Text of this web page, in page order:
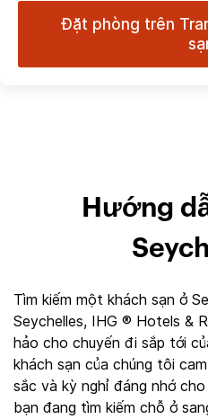
Đặt phòng trên
Hướng
Tìm kiếm một khách sạn ở
Seychelles, IHG ® Hotels &
hảo cho chuyến đi sắp tới
khách sạn của chúng tôi
sắc và kỳ nghỉ đáng nhớ
bạn đang tìm kiếm chỗ ở